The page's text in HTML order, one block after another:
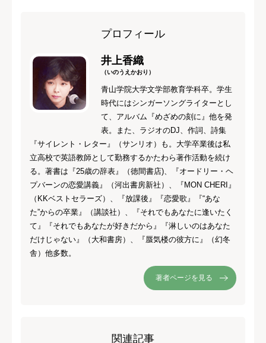
プロフィール
井上香織
（いのうえかおり）
青山学院大学文学部教育学科卒。学生
時代にはシンガーソングライターとし
て、アルバム『めざめの刻に』他を発
表。また、ラジオのDJ、作詞、詩集
『サイレント・レター』（サンリオ）も。大学卒業後は私
立高校で英語教師として勤務するかたわら著作活動を続け
る。著書は『25歳の辞表』（徳間書店)、『オードリー・ヘ
プバーンの恋愛講義』（河出書房新社）、『MON CHERI』
（KKベストセラーズ）、『放課後』『恋愛歌』『“あな
た”からの卒業』（講談社）、『それでもあなたに逢いたく
て』『それでもあなたが好きだから』『淋しいのはあなた
だけじゃない』（大和書房）、『蜃気楼の彼方に』（幻冬
舎）他多数。
著者ページを見る
関連記事